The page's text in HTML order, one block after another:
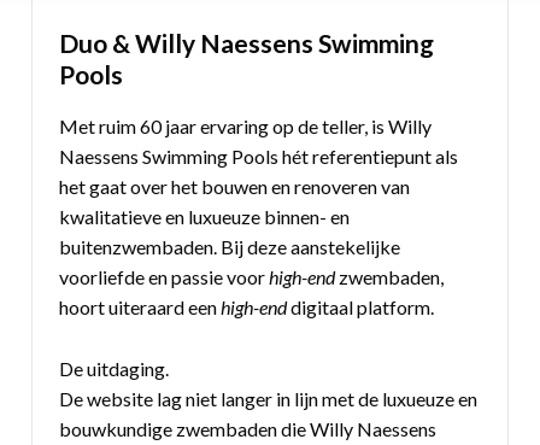
Duo & Willy Naessens Swimming
Pools
Met ruim 60 jaar ervaring op de teller, is Willy
Naessens Swimming Pools hét referentiepunt als
het gaat over het bouwen en renoveren van
kwalitatieve en luxueuze binnen- en
buitenzwembaden. Bij deze aanstekelijke
voorliefde en passie voorhigh-endzwembaden,
hoort uiteraard eenhigh-enddigitaal platform.
De uitdaging.
De website lag niet langer in lijn met de luxueuze en
bouwkundige zwembaden die Willy Naessens
Lid worden Account
Zoeken